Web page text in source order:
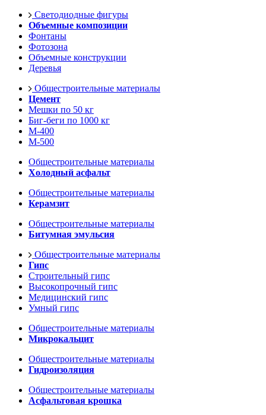
Светодиодные фигуры
Объемные композиции
Фонтаны
Фотозона
Объемные конструкции
Деревья
Общестроительные материалы
Цемент
Мешки по 50 кг
Биг-беги по 1000 кг
М-400
М-500
Общестроительные материалы
Холодный асфальт
Общестроительные материалы
Керамзит
Общестроительные материалы
Битумная эмульсия
Общестроительные материалы
Гипс
Строительный гипс
Высокопрочный гипс
Медицинский гипс
Умный гипс
Общестроительные материалы
Микрокальцит
Общестроительные материалы
Гидроизоляция
Общестроительные материалы
Асфальтовая крошка